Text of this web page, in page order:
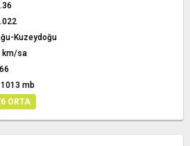
Kuzeydoğu
km/sa
mb
ORTA